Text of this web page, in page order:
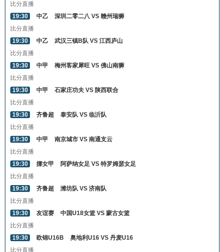
比分直播
19:30
中乙
深圳二零二八 VS 赣州瑞狮
比分直播
19:30
中乙
武汉三镇B队 VS 江西庐山
比分直播
19:30
中甲
梅州客家犀旺 VS 佛山南狮
比分直播
19:30
中甲
石家庄功夫 VS 陕西联合
比分直播
19:30
齐鲁超
泰安队 VS 临沂队
比分直播
19:30
中甲
南京城市 VS 南通支云
比分直播
19:30
挪女甲
阿萨纳女足 VS 特罗姆瑟女足
比分直播
19:30
齐鲁超
潍坊队 VS 济南队
比分直播
19:30
友谊赛
中国U18女篮 VS 蒙古女篮
比分直播
19:30
欧锦U16B
奥地利U16 VS 丹麦U16
比分直播